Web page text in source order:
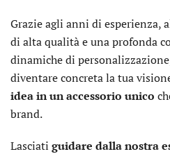
Grazie agli anni di esperienza,
di alta qualità e una profonda
dinamiche di
diventare concreta la tua
idea in un accessorio unico
brand.
Lasciati guidare dalla nostra